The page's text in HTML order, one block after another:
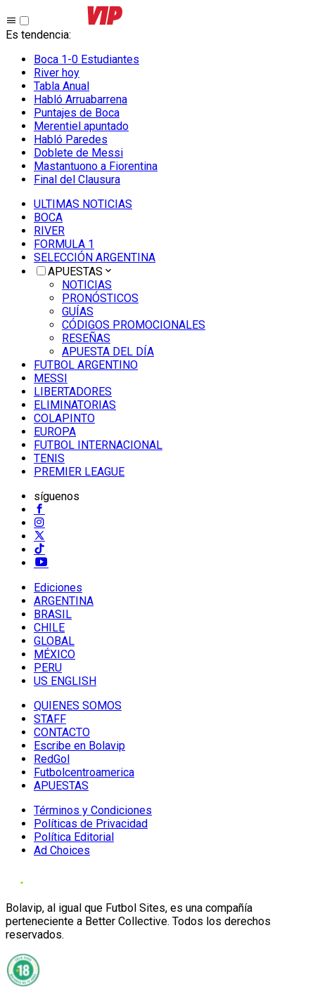
Es tendencia:
Boca 1-0 Estudiantes
River hoy
Tabla Anual
Habló Arruabarrena
Puntajes de Boca
Merentiel apuntado
Habló Paredes
Doblete de Messi
Mastantuono a Fiorentina
Final del Clausura
ULTIMAS NOTICIAS
BOCA
RIVER
FORMULA 1
SELECCIÓN ARGENTINA
APUESTAS
NOTICIAS
PRONÓSTICOS
GUÍAS
CÓDIGOS PROMOCIONALES
RESEÑAS
APUESTA DEL DÍA
FUTBOL ARGENTINO
MESSI
LIBERTADORES
ELIMINATORIAS
COLAPINTO
EUROPA
FUTBOL INTERNACIONAL
TENIS
PREMIER LEAGUE
síguenos
Ediciones
ARGENTINA
BRASIL
CHILE
GLOBAL
MÉXICO
PERU
US ENGLISH
QUIENES SOMOS
STAFF
CONTACTO
Escribe en Bolavip
RedGol
Futbolcentroamerica
APUESTAS
Términos y Condiciones
Políticas de Privacidad
Política Editorial
Ad Choices
Bolavip, al igual que Futbol Sites, es una compañía
perteneciente a Better Collective. Todos los derechos
reservados.